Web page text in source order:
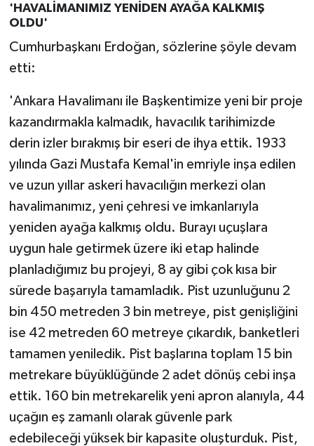
'HAVALİMANIMIZ YENİDEN AYAĞA KALKMIŞ
OLDU'
Cumhurbaşkanı Erdoğan, sözlerine şöyle devam
etti:
'Ankara Havalimanı ile Başkentimize yeni bir proje
kazandırmakla kalmadık, havacılık tarihimizde
derin izler bırakmış bir eseri de ihya ettik. 1933
yılında Gazi Mustafa Kemal'in emriyle inşa edilen
ve uzun yıllar askeri havacılığın merkezi olan
havalimanımız, yeni çehresi ve imkanlarıyla
yeniden ayağa kalkmış oldu. Burayı uçuşlara
uygun hale getirmek üzere iki etap halinde
planladığımız bu projeyi, 8 ay gibi çok kısa bir
sürede başarıyla tamamladık. Pist uzunluğunu 2
bin 450 metreden 3 bin metreye, pist genişliğini
ise 42 metreden 60 metreye çıkardık, banketleri
tamamen yeniledik. Pist başlarına toplam 15 bin
metrekare büyüklüğünde 2 adet dönüş cebi inşa
ettik. 160 bin metrekarelik yeni apron alanıyla, 44
uçağın eş zamanlı olarak güvenle park
edebileceği yüksek bir kapasite oluşturduk. Pist,